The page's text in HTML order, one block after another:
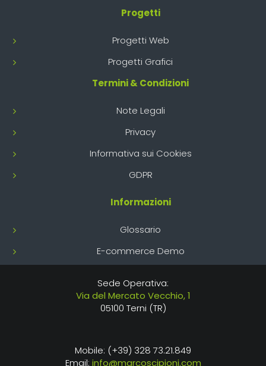
Progetti
Progetti Web
Progetti Grafici
Termini & Condizioni
Note Legali
Privacy
Informativa sui Cookies
GDPR
Informazioni
Glossario
E-commerce Demo
Sede Operativa:
Via del Mercato Vecchio, 1
05100 Terni (TR)
Mobile: (+39) 328 73.21.849
Email: info@marcoscipioni.com